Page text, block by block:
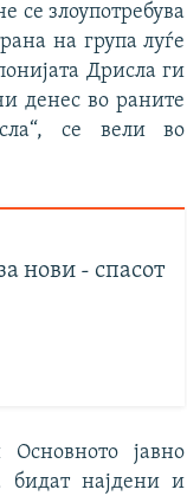
се злоупотребува
на група луѓе
Дрисла ги
денес во раните
се вели во
нови - спасот
јавно
бидат најдени и